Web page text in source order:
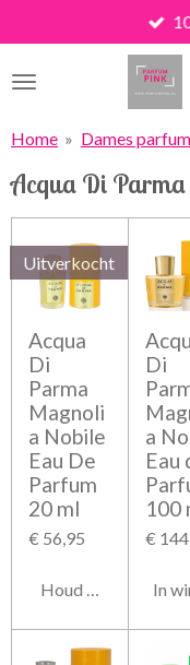
direct
naar
Home » Dames parfum
Acqua Di
Uitverkocht
Acqua
Di
Parma
Magnoli
a Nobile
Eau De
Parfum
20 ml
€ 56,95
Houd mij op de
Di
a
Eau
100
€
In